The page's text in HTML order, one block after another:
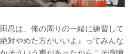
忍は、俺の周りの一緒に練習して
対やめた方がいいよ』ってみんな